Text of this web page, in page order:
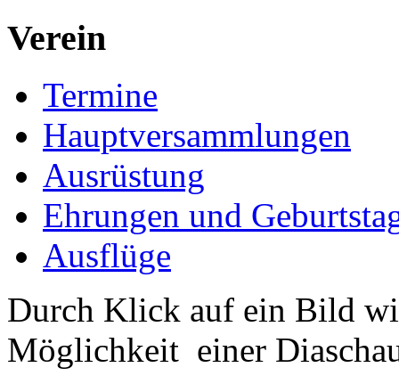
Verein
Termine
Hauptversammlungen
Ausrüstung
Ehrungen und
Ausflüge
Durch Klick auf ein Bild
Möglichkeit einer